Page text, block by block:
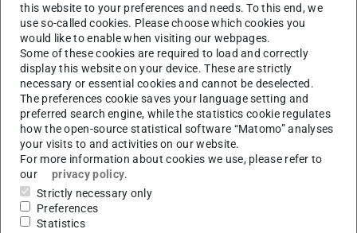
news around teaching
this website to your preferences and needs. To this end, we
use so-called cookies. Please choose which cookies you
would like to enable when visiting our webpages.
Some of these cookies are required to load and correctly
display this website on your device. These are strictly
necessary or essential cookies and cannot be deselected.
The preferences cookie saves your language setting and
preferred search engine, while the statistics cookie regulates
how the open-source statistical software “Matomo” analyses
your visits to and activities on our website.
For more information about cookies we use, please refer to
our
privacy policy.
Strictly necessary only
Preferences
Statistics